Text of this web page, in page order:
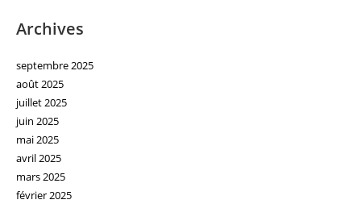
Archives
septembre 2025
août 2025
juillet 2025
juin 2025
mai 2025
avril 2025
mars 2025
février 2025